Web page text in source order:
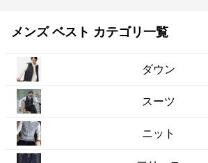
メンズ ベスト カテゴリ一覧
ダウン
スーツ
ニット